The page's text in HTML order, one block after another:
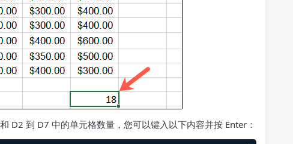
D2 到 D7 中的单元格数量，您可以键入以下内容并按 Enter：